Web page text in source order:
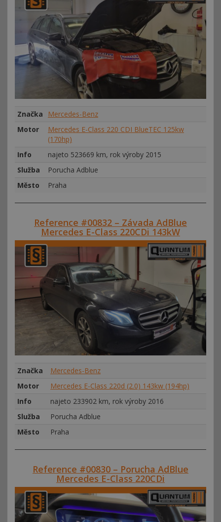
Značka
Mercedes-Benz
Motor
Mercedes E-Class 220 CDI BlueTEC 125kw
(170hp)
Info
najeto 523669 km, rok výroby 2015
Služba
Porucha Adblue
Město
Praha
Reference #00832 – Závada AdBlue
Mercedes E-Class 220CDi 143kW
Značka
Mercedes-Benz
Motor
Mercedes E-Class 220d (2.0) 143kw (194hp)
Info
najeto 233902 km, rok výroby 2016
Služba
Porucha Adblue
Město
Praha
Reference #00830 – Porucha AdBlue
Mercedes E-Class 220CDi